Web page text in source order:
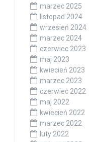
marzec 2025
listopad 2024
wrzesień 2024
marzec 2024
czerwiec 2023
maj 2023
kwiecień 2023
marzec 2023
czerwiec 2022
maj 2022
kwiecień 2022
marzec 2022
luty 2022